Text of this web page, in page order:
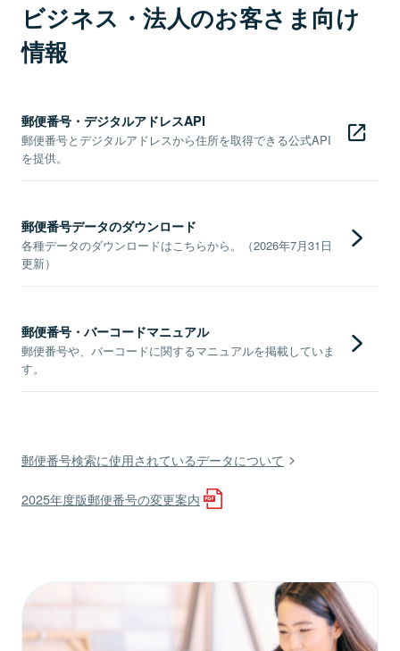
ビジネス・法人のお客さま向け
情報
郵便番号・デジタルアドレスAPI
郵便番号とデジタルアドレスから住所を取得できる公式API
を提供。
郵便番号データのダウンロード
各種データのダウンロードはこちらから。（2026年7月31日
更新）
郵便番号・バーコードマニュアル
郵便番号や、バーコードに関するマニュアルを掲載していま
す。
郵便番号検索に使用されているデータについて
2025年度版郵便番号の変更案内